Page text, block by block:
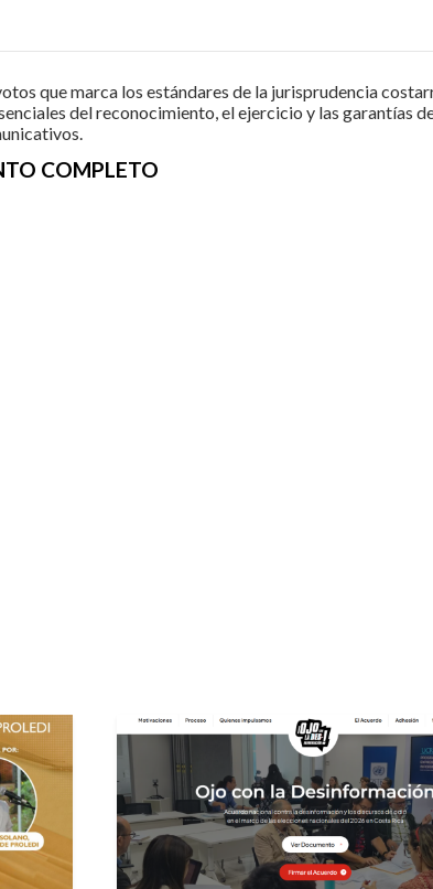
que marca los estándares de la jurisprudencia
del reconocimiento, el ejercicio y las garantías
COMPLETO